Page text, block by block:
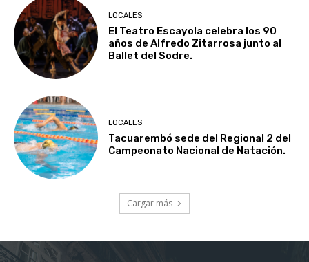
LOCALES
El Teatro Escayola celebra los 90
años de Alfredo Zitarrosa junto al
Ballet del Sodre.
LOCALES
Tacuarembó sede del Regional 2 del
Campeonato Nacional de Natación.
Cargar más